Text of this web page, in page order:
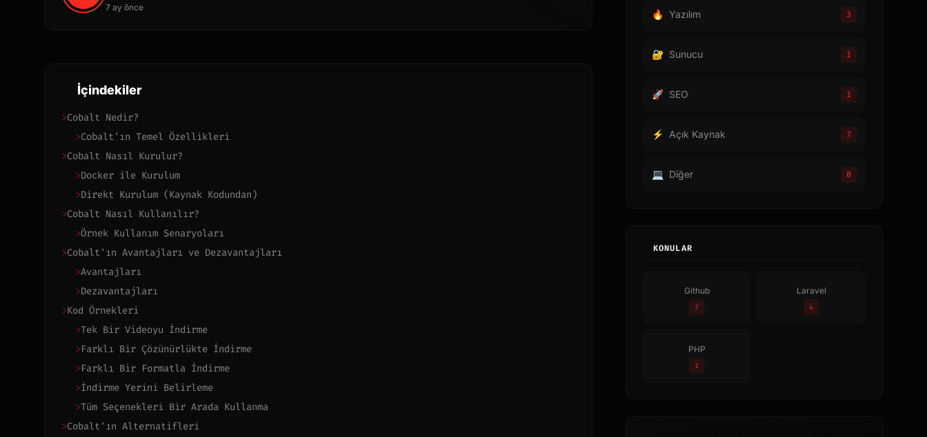
7 ay önce
İçindekiler
>Cobalt Nedir?
>Cobalt'ın Temel Özellikleri
>Cobalt Nasıl Kurulur?
>Docker ile Kurulum
>Direkt Kurulum (Kaynak Kodundan)
>Cobalt Nasıl Kullanılır?
>Örnek Kullanım Senaryoları
>Cobalt'ın Avantajları ve Dezavantajları
>Avantajları
>Dezavantajları
>Kod Örnekleri
>Tek Bir Videoyu İndirme
>Farklı Bir Çözünürlükte İndirme
>Farklı Bir Formatla İndirme
>İndirme Yerini Belirleme
>Tüm Seçenekleri Bir Arada Kullanma
>Cobalt'ın Alternatifleri
🔥 Yazılım 3
🔐 Sunucu 1
🚀 SEO 1
⚡ Açık Kaynak 7
💻 Diğer 0
KONULAR
Github
7
Laravel
4
PHP
1